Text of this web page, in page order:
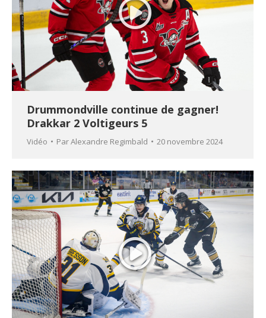
Drummondville continue de gagner!
Drakkar 2 Voltigeurs 5
Vidéo ParAlexandre Regimbald 20 novembre 2024